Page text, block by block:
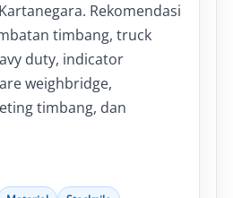
Rekomendasi
timbang, truck
duty, indicator
weighbridge,
timbang, dan